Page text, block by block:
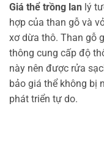
Giá thể trồng lan lý
hợp của than gỗ và
xơ dừa thô. Than gỗ
thông cung cấp độ
này nên được rửa
bảo giá thể không bị
phát triển tự do.